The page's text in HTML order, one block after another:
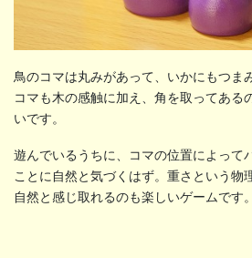
鳥のコマは丸みがあって、いかにもつま
コマも木の感触に加え、角を取ってある
いです。
遊んでいるうちに、コマの位置によって
ことに自然と気づくはず。重さという物
自然と感じ取れるのも楽しいゲームです。